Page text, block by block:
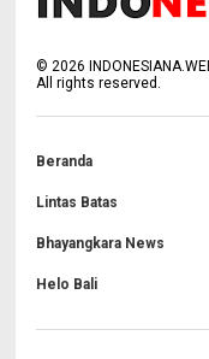
©2026
All rights reserved.
Beranda
Lintas Batas
Bhayangkara News
Helo Bali